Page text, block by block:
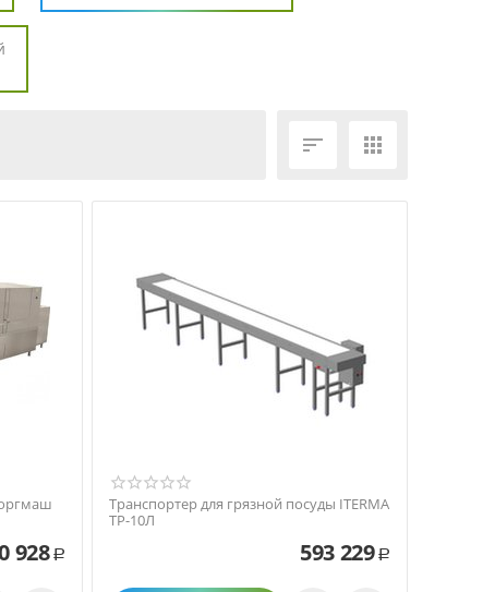
 
928 Р
Транспортер для грязной посуды ITERMA
ТР-10Л
593 229 Р